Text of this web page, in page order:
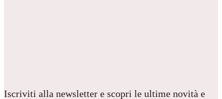
Iscriviti alla newsletter e scopri le ultime novità e